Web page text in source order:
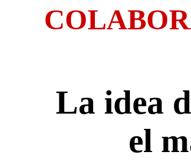
La idea
el